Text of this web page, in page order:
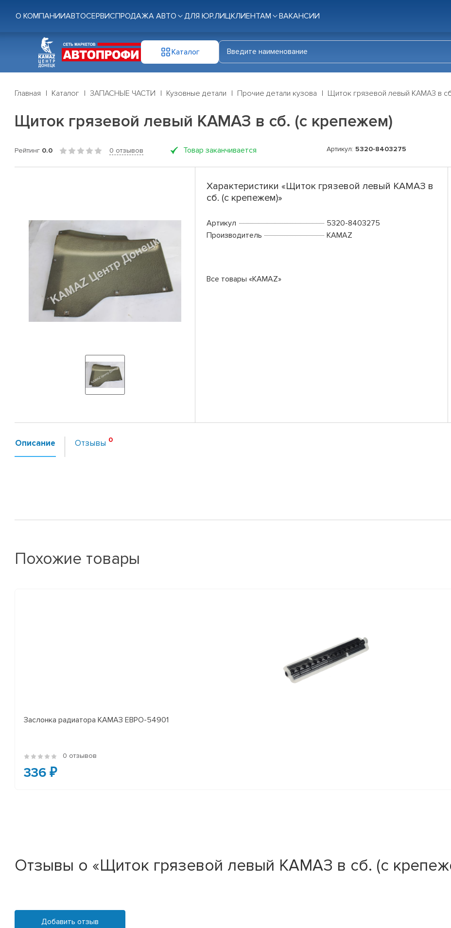
О КОМПАНИИАВТОСЕРВИСПРОДАЖА АВТО ДЛЯ ЮР.ЛИЦКЛИЕНТАМ ВАКАНСИИ
Каталог
Главная Каталог ЗАПАСНЫЕ ЧАСТИ Кузовные детали Прочие детали кузова Щиток грязевой левый КАМАЗ в
Щиток грязевой левый КАМАЗ в сб. (с крепежем)
Рейтинг 0.0 0 отзывов Товар заканчивается Артикул: 5320-8403275
Характеристики «Щиток грязевой левый КАМАЗ в
сб. (с крепежем)»
Артикул
5320-8403275
Производитель
KAMAZ
Все товары «KAMAZ»
Описание Отзывы
Похожие товары
Заслонка радиатора КАМАЗ ЕВРО-54901
0 отзывов
336 ₽
Отзывы о «Щиток грязевой левый КАМАЗ в сб. (с
Добавить отзыв